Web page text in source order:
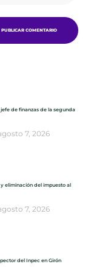
de finanzas de la segunda
7, 2026
eliminación del impuesto al
7, 2026
del Inpec en Girón